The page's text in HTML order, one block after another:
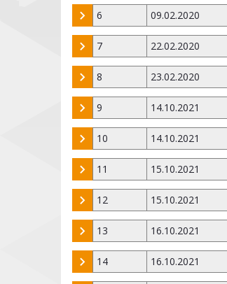
6 09.02.2020
7 22.02.2020
8 23.02.2020
9 14.10.2021
10 14.10.2021
11 15.10.2021
12 15.10.2021
13 16.10.2021
14 16.10.2021